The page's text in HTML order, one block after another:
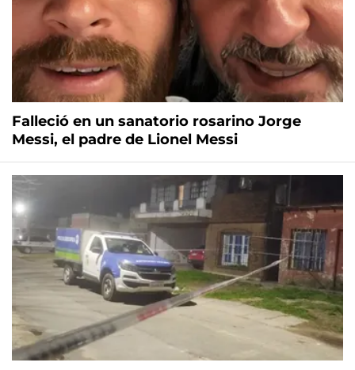
Falleció en un sanatorio rosarino Jorge
Messi, el padre de Lionel Messi